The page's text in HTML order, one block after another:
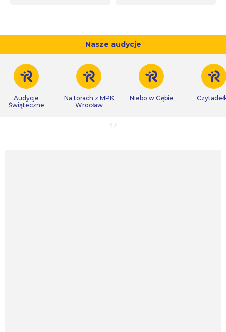
Nasze audycje
Audycje
Świąteczne
Na torach z MPK
Wrocław
Niebo w Gębie